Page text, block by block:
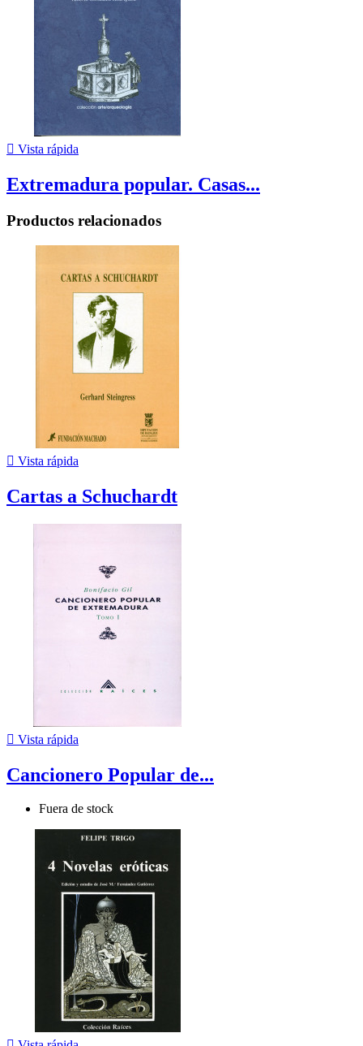
 Vista rápida
Extremadura popular. Casas...
Productos relacionados
 Vista rápida
Cartas a Schuchardt
 Vista rápida
Cancionero Popular de...
Fuera de stock